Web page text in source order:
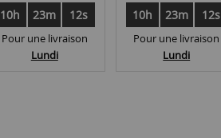
10h 23m 11s
Pour une livraison
Lundi
10h 23m 11s
Pour une livraison
Lundi